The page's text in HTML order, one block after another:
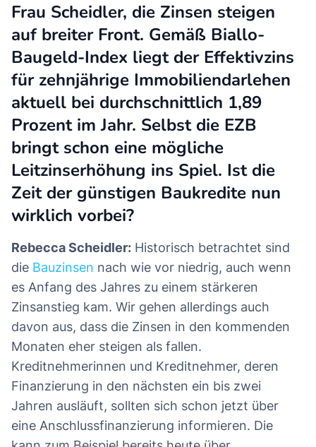
Frau Scheidler, die Zinsen steigen
auf breiter Front. Gemäß Biallo-
Baugeld-Index liegt der Effektivzins
für zehnjährige Immobiliendarlehen
aktuell bei durchschnittlich 1,89
Prozent im Jahr. Selbst die EZB
bringt schon eine mögliche
Leitzinserhöhung ins Spiel. Ist die
Zeit der günstigen Baukredite nun
wirklich vorbei?
Rebecca Scheidler: Historisch betrachtet sind
die Bauzinsen nach wie vor niedrig, auch wenn
es Anfang des Jahres zu einem stärkeren
Zinsanstieg kam. Wir gehen allerdings auch
davon aus, dass die Zinsen in den kommenden
Monaten eher steigen als fallen.
Kreditnehmerinnen und Kreditnehmer, deren
Finanzierung in den nächsten ein bis zwei
Jahren ausläuft, sollten sich schon jetzt über
eine Anschlussfinanzierung informieren. Die